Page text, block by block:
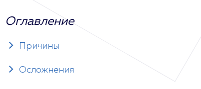
Оглавление
Причины
Осложнения